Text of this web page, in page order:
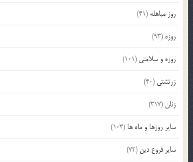
روز مباهله (41)
روزه (93)
روزه و سلامتی (101)
زرتشتی (40)
زنان(317)
سایر روزها و ماه ها (103)
سایر فروع دین (72)